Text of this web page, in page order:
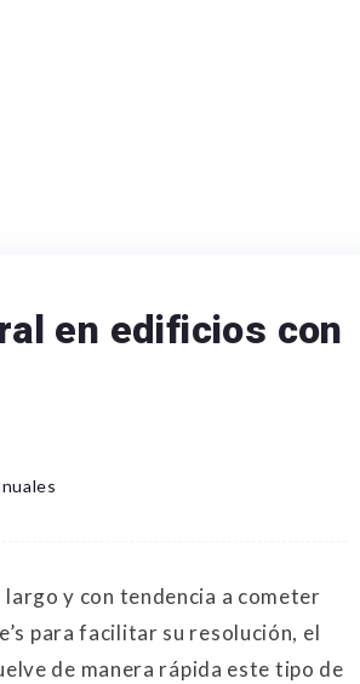
en edificios con
y con tendencia a cometer
para facilitar su resolución, el
de manera rápida este tipo de